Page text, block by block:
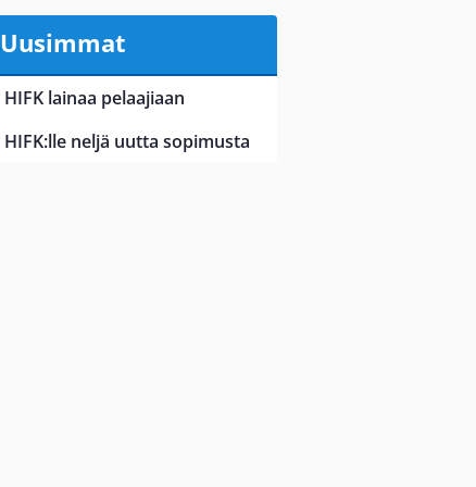
Uusimmat
HIFK lainaa pelaajiaan
HIFK:lle neljä uutta sopimusta